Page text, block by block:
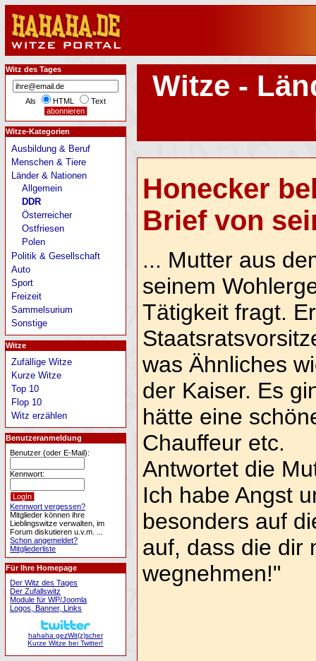
Witze -
Honecker
Brief von
... Mutter aus
seinem
Tätigkeit fragt.
was Ähnliches
der Kaiser. Es
hätte eine
Chauffeur etc.
Antwortet die
Ich habe Angst
besonders auf
auf, dass die dir
wegnehmen!"
Witz des Tages
Als HTML Text
Witze-Kategorien
Ausbildung & Beruf
Menschen & Tiere
Länder & Nationen
Allgemein
DDR
Österreicher
Ostfriesen
Polen
Politik & Gesellschaft
Auto
Sport
Freizeit
Sammelsurium
Sonstige
Witze
Zufällige Witze
Kurze Witze
Top 10
Flop 10
Witz erzählen
Benutzeranmeldung
Benutzer (oder E-Mail):
Kennwort:
Kennwort vergessen?
Mitglieder können ihre
Lieblingswitze verwalten, im
Forum diskutieren u.v.m. ...
Schon angemeldet?
Mitgliederliste
Für Ihre Homepage
Der Witz des Tages
Der Zufallswitz
Module für WP/Joomla
Logos, Banner, Links
hahaha gezWit(z)scher
Kurze Witze bei Twitter!